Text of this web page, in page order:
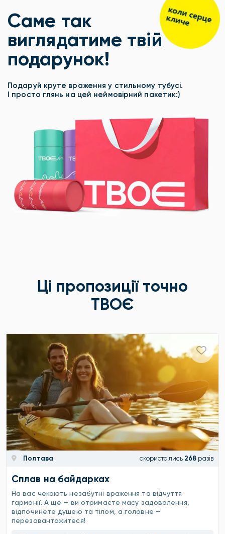
Саме так
виглядатиме твій
подарунок!
Подаруй круте враження у стильному тубусі.
І просто глянь на цей неймовірний пакетик:)
Ці пропозиції точно
ТВОЄ
Полтава скористались 268 разів
Сплав на байдарках
На вас чекають незабутні враження та відчуття
гармонії. А ще — ви отримаєте масу задоволення,
відпочинете душею та тілом, а головне —
перезавантажитеся!